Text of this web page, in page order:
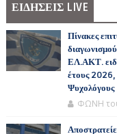
ΕΙΔΗΣΕΙΣ LIVE
Πίνακες
ΕΛ.ΑΚΤ.
έτους 2026,
Ψυχολόγους
ΦΩΝΗ